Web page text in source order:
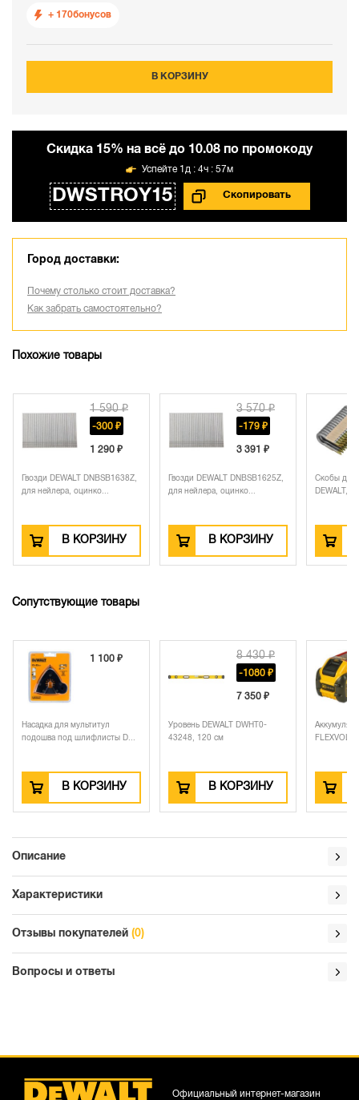
+ 170бонусов
В КОРЗИНУ
Cкидка 15% на всё до 10.08 по промокоду
DWSTROY15
1д : 4ч : 57м
Город доставки:
Почему столько стоит доставка?
Как забрать самостоятельно?
Похожие товары
1 590 ₽
-300 ₽
1 290 ₽
Гвозди DEWALT DNBSB1638Z,
для нейлера, оцинко...
В КОРЗИНУ
3 570 ₽
-179 ₽
3 391 ₽
Гвозди DEWALT DNBSB1625Z,
для нейлера, оцинко...
В КОРЗИНУ
Скобы для
DEWALT,
Сопутствующие товары
1 100 ₽
Насадка для мультитул
подошва под шлифлисты D...
В КОРЗИНУ
8 430 ₽
-1080 ₽
7 350 ₽
Уровень DEWALT DWHT0-
43248, 120 см
В КОРЗИНУ
Описание
Характеристики
Отзывы покупателей (0)
Вопросы и ответы
Официальный интернет-магазин